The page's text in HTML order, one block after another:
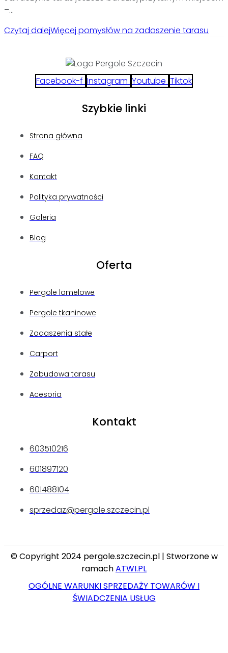
–…
Czytaj dalejWięcej pomysłów na zadaszenie tarasu
Facebook-f Instagram Youtube Tiktok
Szybkie linki
Strona główna
FAQ
Kontakt
Polityka prywatności
Galeria
Blog
Oferta
Pergole lamelowe
Pergole tkaninowe
Zadaszenia stałe
Carport
Zabudowa tarasu
Acesoria
Kontakt
603510216
601897120
601488104
sprzedaz@pergole.szczecin.pl
© Copyright 2024 pergole.szczecin.pl | Stworzone w
ramachATWI.PL
OGÓLNE WARUNKI SPRZEDAŻY TOWARÓW I
ŚWIADCZENIA USŁUG